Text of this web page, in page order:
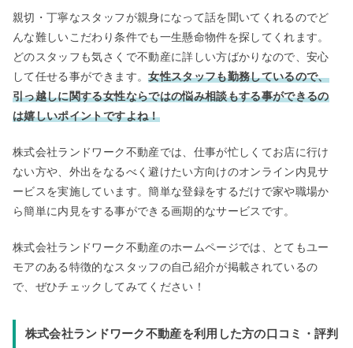
親切・丁寧なスタッフが親身になって話を聞いてくれるのでど
んな難しいこだわり条件でも一生懸命物件を探してくれます。
どのスタッフも気さくで不動産に詳しい方ばかりなので、安心
して任せる事ができます。女性スタッフも勤務しているので、
引っ越しに関する女性ならではの悩み相談もする事ができるの
は嬉しいポイントですよね！
株式会社ランドワーク不動産では、仕事が忙しくてお店に行け
ない方や、外出をなるべく避けたい方向けのオンライン内見サ
ービスを実施しています。簡単な登録をするだけで家や職場か
ら簡単に内見をする事ができる画期的なサービスです。
株式会社ランドワーク不動産のホームページでは、とてもユー
モアのある特徴的なスタッフの自己紹介が掲載されているの
で、ぜひチェックしてみてください！
株式会社ランドワーク不動産を利用した方の口コミ・評判